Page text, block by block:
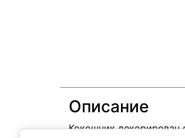
Описание
Кокошник декорирован